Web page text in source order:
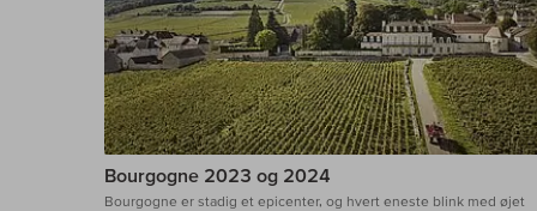
Bourgogne 2023 og 2024
Bourgogne er stadig et epicenter, og hvert eneste blink med øjet